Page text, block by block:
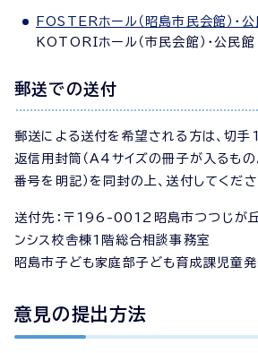
FOSTERホール（昭島市民会館）・公
KOTORIホール（市民会館）・公民館
郵送での送付
郵送による送付を希望される方は、切
返信用封筒（A4サイズの冊子が入るもの
番号を明記）を同封の上、送付してくださ
送付先：〒196-0012昭島市つつじが
ンシス校舎棟1階総合相談事務室
昭島市子ども家庭部子ども育成課児童
意見の提出方法